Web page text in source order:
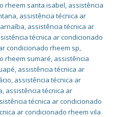
rheem santa isabel, assistência
, assistência técnica ar
, assistência técnica ar
técnica ar condicionado
condicionado rheem sp,
rheem sumaré, assistência
, assistência técnica ar
, assistência técnica ar
, assistência técnica ar
técnica ar condicionado
ar condicionado rheem vila